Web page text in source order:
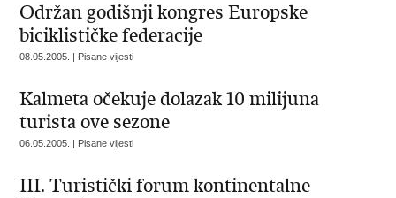
Održan godišnji kongres Europske
biciklističke federacije
08.05.2005. | Pisane vijesti
Kalmeta očekuje dolazak 10 milijuna
turista ove sezone
06.05.2005. | Pisane vijesti
III. Turistički forum kontinentalne